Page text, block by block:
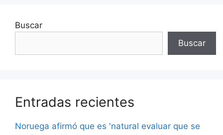
Buscar
Buscar
Entradas recientes
Noruega afirmó que es 'natural evaluar que se